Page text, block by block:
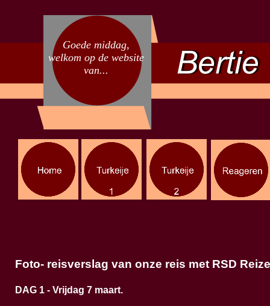
Foto- reisverslag van onze reis met RSD
DAG 1 - Vrijdag 7 maart.
Goede middag,
welkom op de website
van...